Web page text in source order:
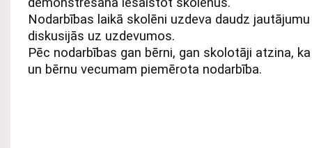
Nodarbības laikā skolēni uzdeva daudz
diskusijās uz uzdevumos.
Pēc nodarbības gan bērni, gan skolotāji atzina,
un bērnu vecumam piemērota nodarbība.